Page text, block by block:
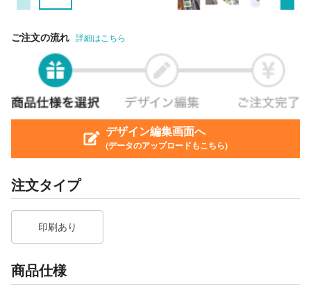
ご注文の流れ 詳細はこちら
デザイン編集画面へ
(データのアップロードもこちら)
注文タイプ
印刷あり
商品仕様